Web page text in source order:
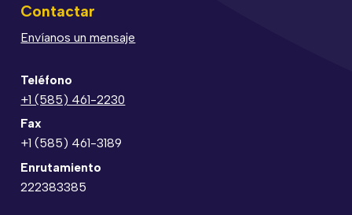
Contactar
Envíanos un mensaje
Teléfono
+1 (585) 461-2230
Fax
+1 (585) 461-3189
Enrutamiento
222383385